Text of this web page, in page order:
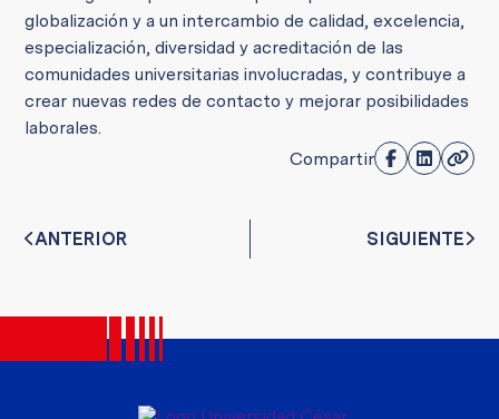
globalización y a un intercambio de calidad, excelencia,
especialización, diversidad y acreditación de las
comunidades universitarias involucradas, y contribuye a
crear nuevas redes de contacto y mejorar posibilidades
laborales.
Compartir
ANTERIOR SIGUIENTE